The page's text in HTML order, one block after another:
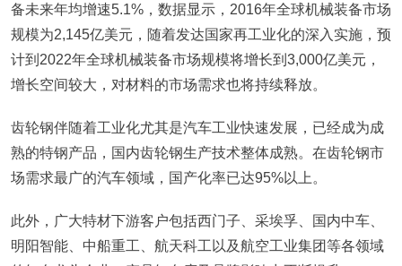
备未来年均增速5.1%，数据显示，2016年全球机械装备市场
规模为2,145亿美元，随着发达国家再工业化的深入实施，预
计到2022年全球机械装备市场规模将增长到3,000亿美元，
增长空间较大，对材料的市场需求也将持续释放。
齿轮钢伴随着工业化尤其是汽车工业快速发展，已经成为成
熟的特钢产品，国内齿轮钢生产技术整体成熟。在齿轮钢市
场需求最广的汽车领域，国产化率已达95%以上。
此外，广大特材下游客户包括西门子、采埃孚、国内中车、
明阳智能、中船重工、航天科工以及航空工业集团等各领域